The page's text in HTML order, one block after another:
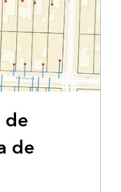
de
de